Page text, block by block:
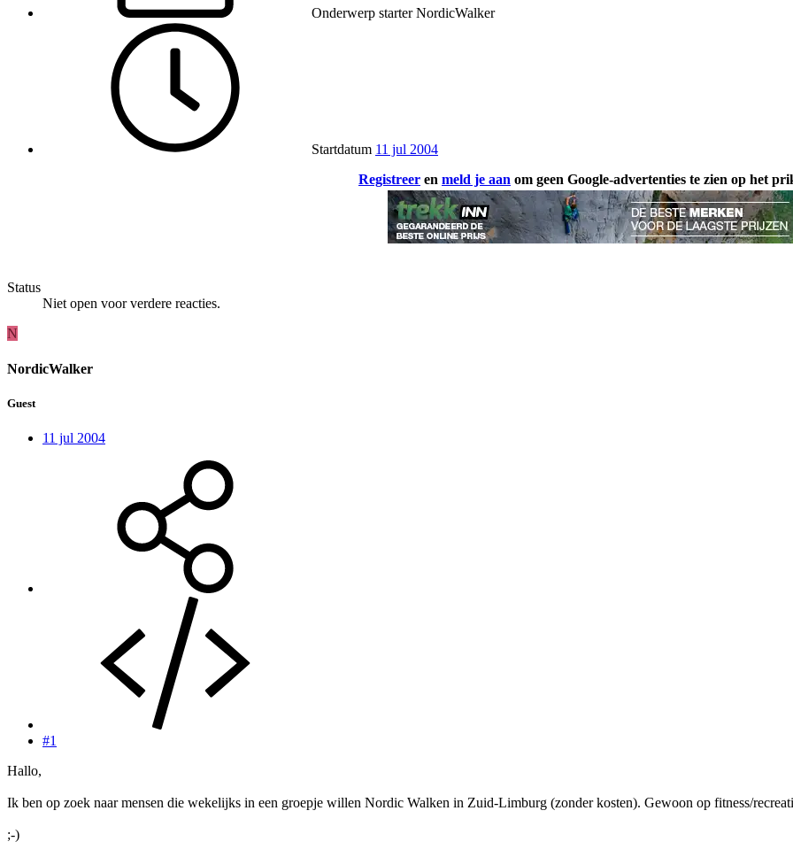
Onderwerp starter NordicWalker
Startdatum 11 jul 2004
Registreer en meld je aan om geen Google-advertenties te zien op het
Status
Niet open voor verdere reacties.
N
NordicWalker
Guest
11 jul 2004
#1
Hallo,
Ik ben op zoek naar mensen die wekelijks in een groepje willen Nordic Walken in Zuid-Limburg (zonder kosten). Gewoon op fitness/
;-)